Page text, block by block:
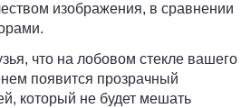
изображения, в сравнении
что на лобовом стекле вашего
появится прозрачный
который не будет мешать